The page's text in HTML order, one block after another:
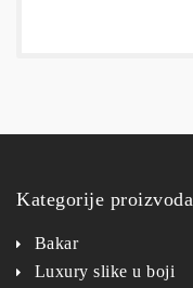
Kategorije proizvoda
Bakar
Luxury slike u boji